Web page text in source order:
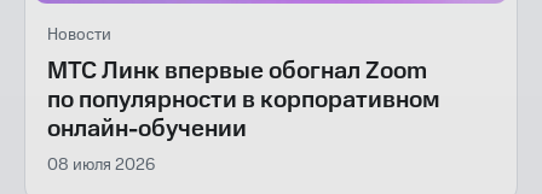
Новости
МТС Линк впервые обогнал Zoom
по популярности в корпоративном
онлайн-обучении
08 июля 2026